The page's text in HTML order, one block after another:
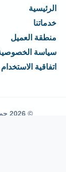
الرئيسية
خدماتنا
منطقة العميل
سياسة
اتفاقية الاستخدام
© 2026 جميع الحقوق محفوظة لـ